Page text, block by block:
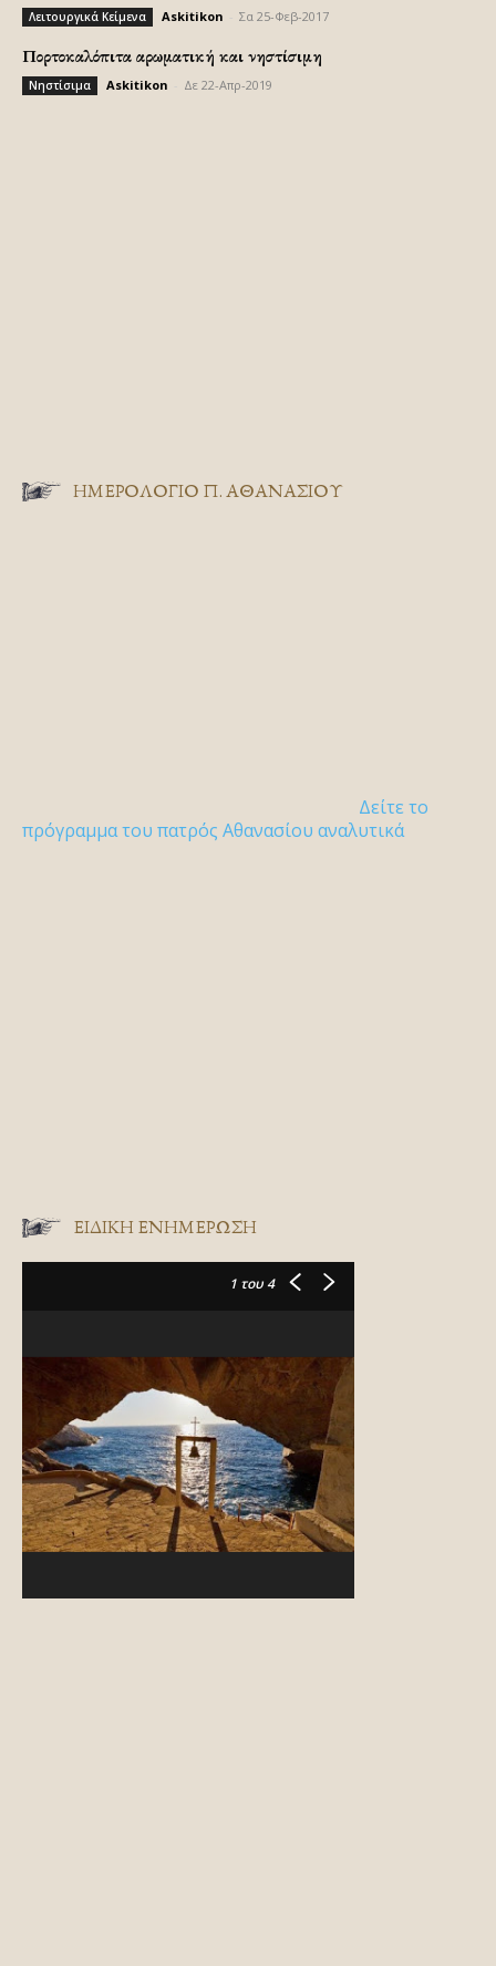
Λειτουργικά Κείμενα Askitikon Σα 25-Φεβ-2017
Πορτοκαλόπιτα αρωματική και νηστίσιμη
Νηστίσιμα Askitikon Δε 22-Απρ-2019
ΗΜΕΡΟΛΟΓΙΟ Π. ΑΘΑΝΑΣΙΟΥ
Δείτε το
πρόγραμμα του πατρός Αθανασίου αναλυτικά
ΕΙΔΙΚΉ ΕΝΗΜΈΡΩΣΗ
1 του 4